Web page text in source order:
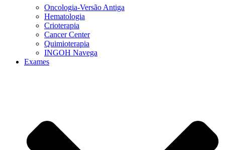
Oncologia-Versão Antiga
Hematologia
Crioterapia
Cancer Center
Quimioterapia
INGOH Navega
Exames